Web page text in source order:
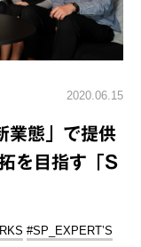
2020.06.15
業態」で提供
を目指す「S
#SP_EXPERT’S